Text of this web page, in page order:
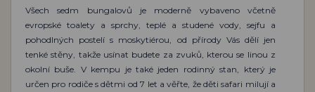
Všech sedm bungalovů je moderně vybaveno včetně
evropské toalety a sprchy, teplé a studené vody, sejfu a
pohodlných postelí s moskytiérou, od přírody Vás dělí jen
tenké stěny, takže usínat budete za zvuků, kterou se linou z
okolní buše. V kempu je také jeden rodinný stan, který je
určen pro rodiče s dětmi od 7 let a věřte, že děti safari milují a